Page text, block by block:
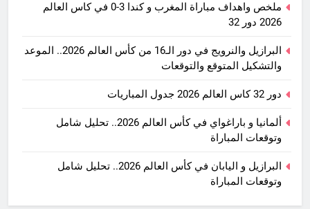
ملخص واهداف مباراة المغرب و كندا 3-0 في كاس العالم
2026 دور 32
البرازيل والنرويج في دور الـ16 من كأس العالم 2026.. الموعد
والتشكيل المتوقع والتوقعات
دور 32 كاس العالم 2026 جدول المباريات
ألمانيا و باراغواي في كأس العالم 2026.. تحليل شامل
وتوقعات المباراة
البرازيل و اليابان في كأس العالم 2026.. تحليل شامل
وتوقعات المباراة